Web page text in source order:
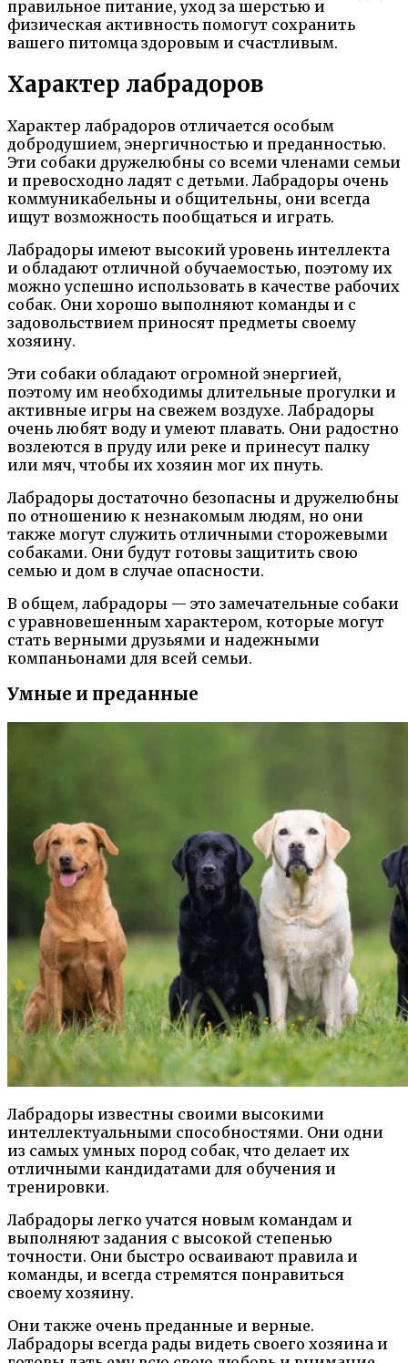
правильное питание, уход за шерстью и
физическая активность помогут сохранить
вашего питомца здоровым и счастливым.
Характер лабрадоров
Характер лабрадоров отличается особым
добродушием, энергичностью и преданностью.
Эти собаки дружелюбны со всеми членами семьи
и превосходно ладят с детьми. Лабрадоры очень
коммуникабельны и общительны, они всегда
ищут возможность пообщаться и играть.
Лабрадоры имеют высокий уровень интеллекта
и обладают отличной обучаемостью, поэтому их
можно успешно использовать в качестве рабочих
собак. Они хорошо выполняют команды и с
задовольствием приносят предметы своему
хозяину.
Эти собаки обладают огромной энергией,
поэтому им необходимы длительные прогулки и
активные игры на свежем воздухе. Лабрадоры
очень любят воду и умеют плавать. Они радостно
возлеются в пруду или реке и принесут палку
или мяч, чтобы их хозяин мог их пнуть.
Лабрадоры достаточно безопасны и дружелюбны
по отношению к незнакомым людям, но они
также могут служить отличными сторожевыми
собаками. Они будут готовы защитить свою
семью и дом в случае опасности.
В общем, лабрадоры — это замечательные собаки
с уравновешенным характером, которые могут
стать верными друзьями и надежными
компаньонами для всей семьи.
Умные и преданные
Лабрадоры известны своими высокими
интеллектуальными способностями. Они одни
из самых умных пород собак, что делает их
отличными кандидатами для обучения и
тренировки.
Лабрадоры легко учатся новым командам и
выполняют задания с высокой степенью
точности. Они быстро осваивают правила и
команды, и всегда стремятся понравиться
своему хозяину.
Они также очень преданные и верные.
Лабрадоры всегда рады видеть своего хозяина и